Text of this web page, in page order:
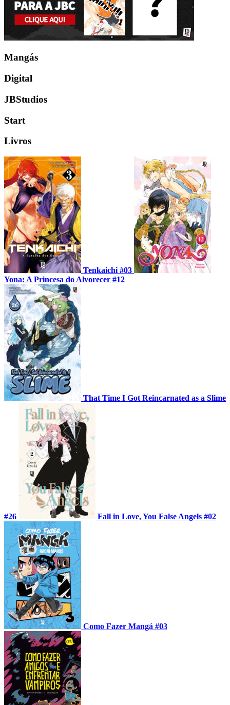
Mangás
Digital
JBStudios
Start
Livros
Tenkaichi #03
Yona: A Princesa do Alvorecer #12
That Time I Got Reincarnated as a Slime
#26 Fall in Love, You False Angels #02
Como Fazer Mangá #03